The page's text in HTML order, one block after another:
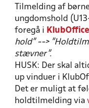
Tilmelding af
ungdomshold
foregå i KlubOffice
hold" -->
stævner".
HUSK: Der skal
up vinduer i
Det er muligt at
holdtilmelding via